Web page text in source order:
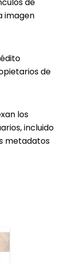
imagen
de
los
incluido
metadatos